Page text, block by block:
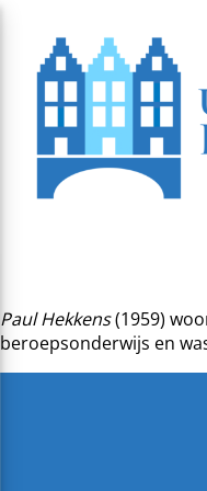
Paul Hekkens(1959)
beroepsonderwijs en